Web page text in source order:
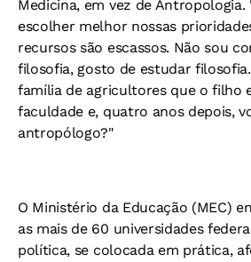
Medicina, em vez de Antropologia.
escolher melhor nossas
recursos são escassos. Não sou
filosofia, gosto de estudar
família de agricultores que o filho
faculdade e, quatro anos depois,
antropólogo?"
O Ministério da Educação (MEC)
as mais de 60 universidades
política, se colocada em prática,